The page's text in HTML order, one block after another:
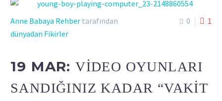
0 1
Anne Babaya Rehber tarafından
dünyadan Fikirler
19 MAR:VIDEO OYUNLARI
SANDIĞINIZ KADAR “VAKIT